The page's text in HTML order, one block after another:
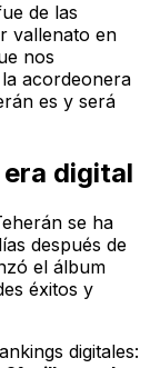
de las
vallenato en
nos
acordeonera
es y será
digital
se ha
después de
el álbum
éxitos y
digitales: